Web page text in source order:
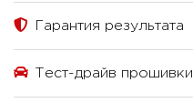
Гарантия результата
Тест-драйв прошивки